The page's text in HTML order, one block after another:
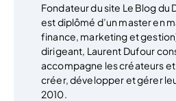
Fondateur du site Le Blog du
est diplômé d’un master en
finance, marketing et
dirigeant, Laurent Dufour
accompagne les créateurs
créer, développer et gérer
2010.